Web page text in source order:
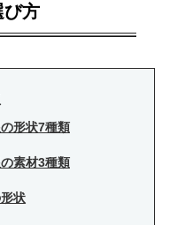
び方
形状7種類
素材3種類
状